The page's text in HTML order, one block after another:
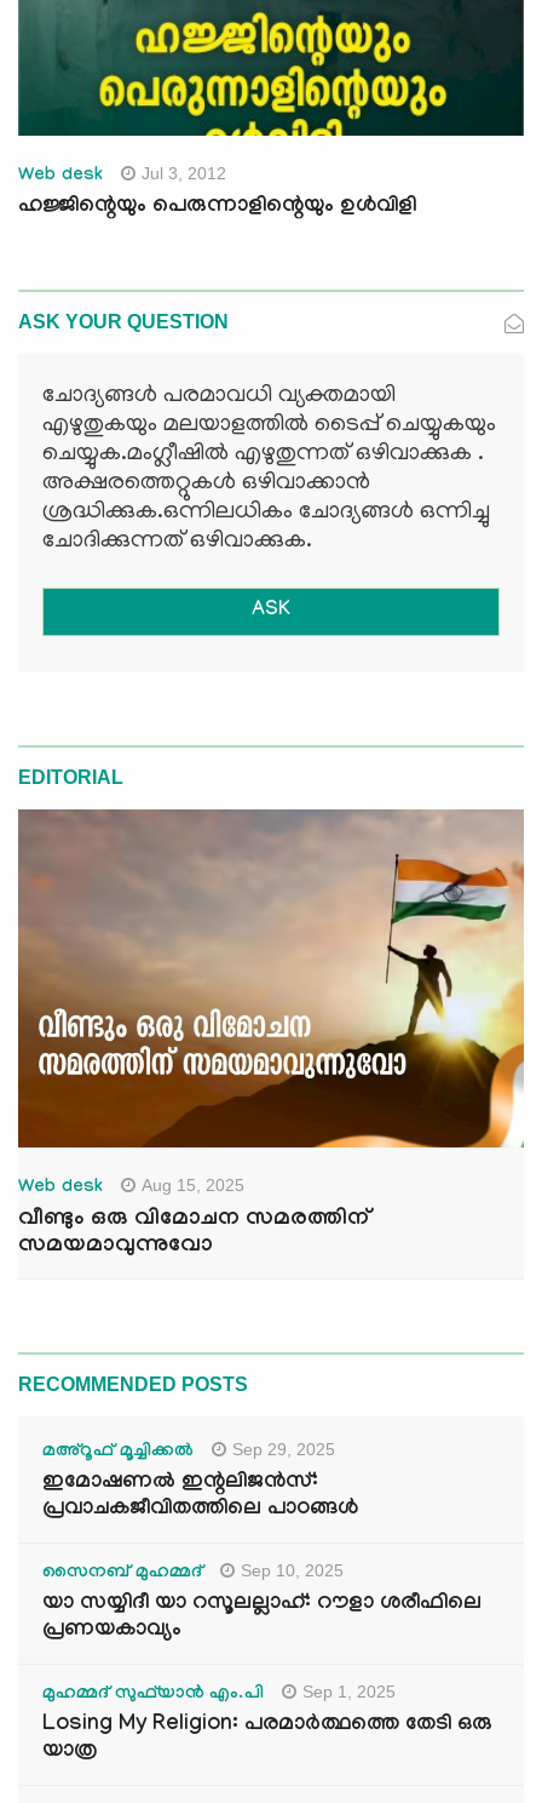
Web desk Jul 3, 2012
ഹജ്ജിന്റെയും പെരുന്നാളിന്റെയും ഉള്‍വിളി
ASK YOUR QUESTION
ചോദ്യങ്ങള്‍ പരമാവധി വ്യക്തമായി
എഴുതുകയും മലയാളത്തില്‍ ടൈപ്പ് ചെയ്യുകയും
ചെയ്യുക.മംഗ്ലീഷില്‍ എഴുതുന്നത് ഒഴിവാക്കുക .
അക്ഷരത്തെറ്റുകള്‍ ഒഴിവാക്കാന്‍
ശ്രദ്ധിക്കുക.ഒന്നിലധികം ചോദ്യങ്ങള്‍ ഒന്നിച്ചു
ചോദിക്കുന്നത് ഒഴിവാക്കുക.
ASK
EDITORIAL
Web desk Aug 15, 2025
വീണ്ടും ഒരു വിമോചന സമരത്തിന്
സമയമാവുന്നുവോ
RECOMMENDED POSTS
മഅ്റൂഫ് മൂച്ചിക്കല്‍ Sep 29, 2025
ഇമോഷണൽ ഇന്റലിജൻസ്:
പ്രവാചകജീവിതത്തിലെ പാഠങ്ങൾ
സൈനബ് മുഹമ്മദ് Sep 10, 2025
യാ സയ്യിദീ യാ റസൂലല്ലാഹ്: റൗളാ ശരീഫിലെ
പ്രണയകാവ്യം
മുഹമ്മദ് സുഫ്‌യാൻ എം.പി Sep 1, 2025
Losing My Religion: പരമാർത്ഥത്തെ തേടി ഒരു
യാത്ര